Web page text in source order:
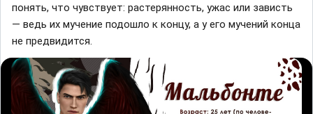
понять, что чувствует: растерянность, ужас или зависть
— ведь их мучение подошло к концу, а у его мучений конца
не предвидится.